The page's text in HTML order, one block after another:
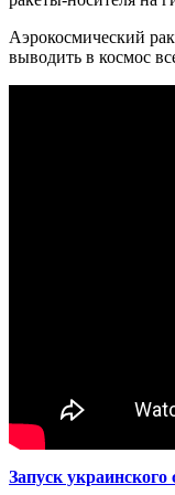
Аэрокосмический
выводить в космос
Запуск